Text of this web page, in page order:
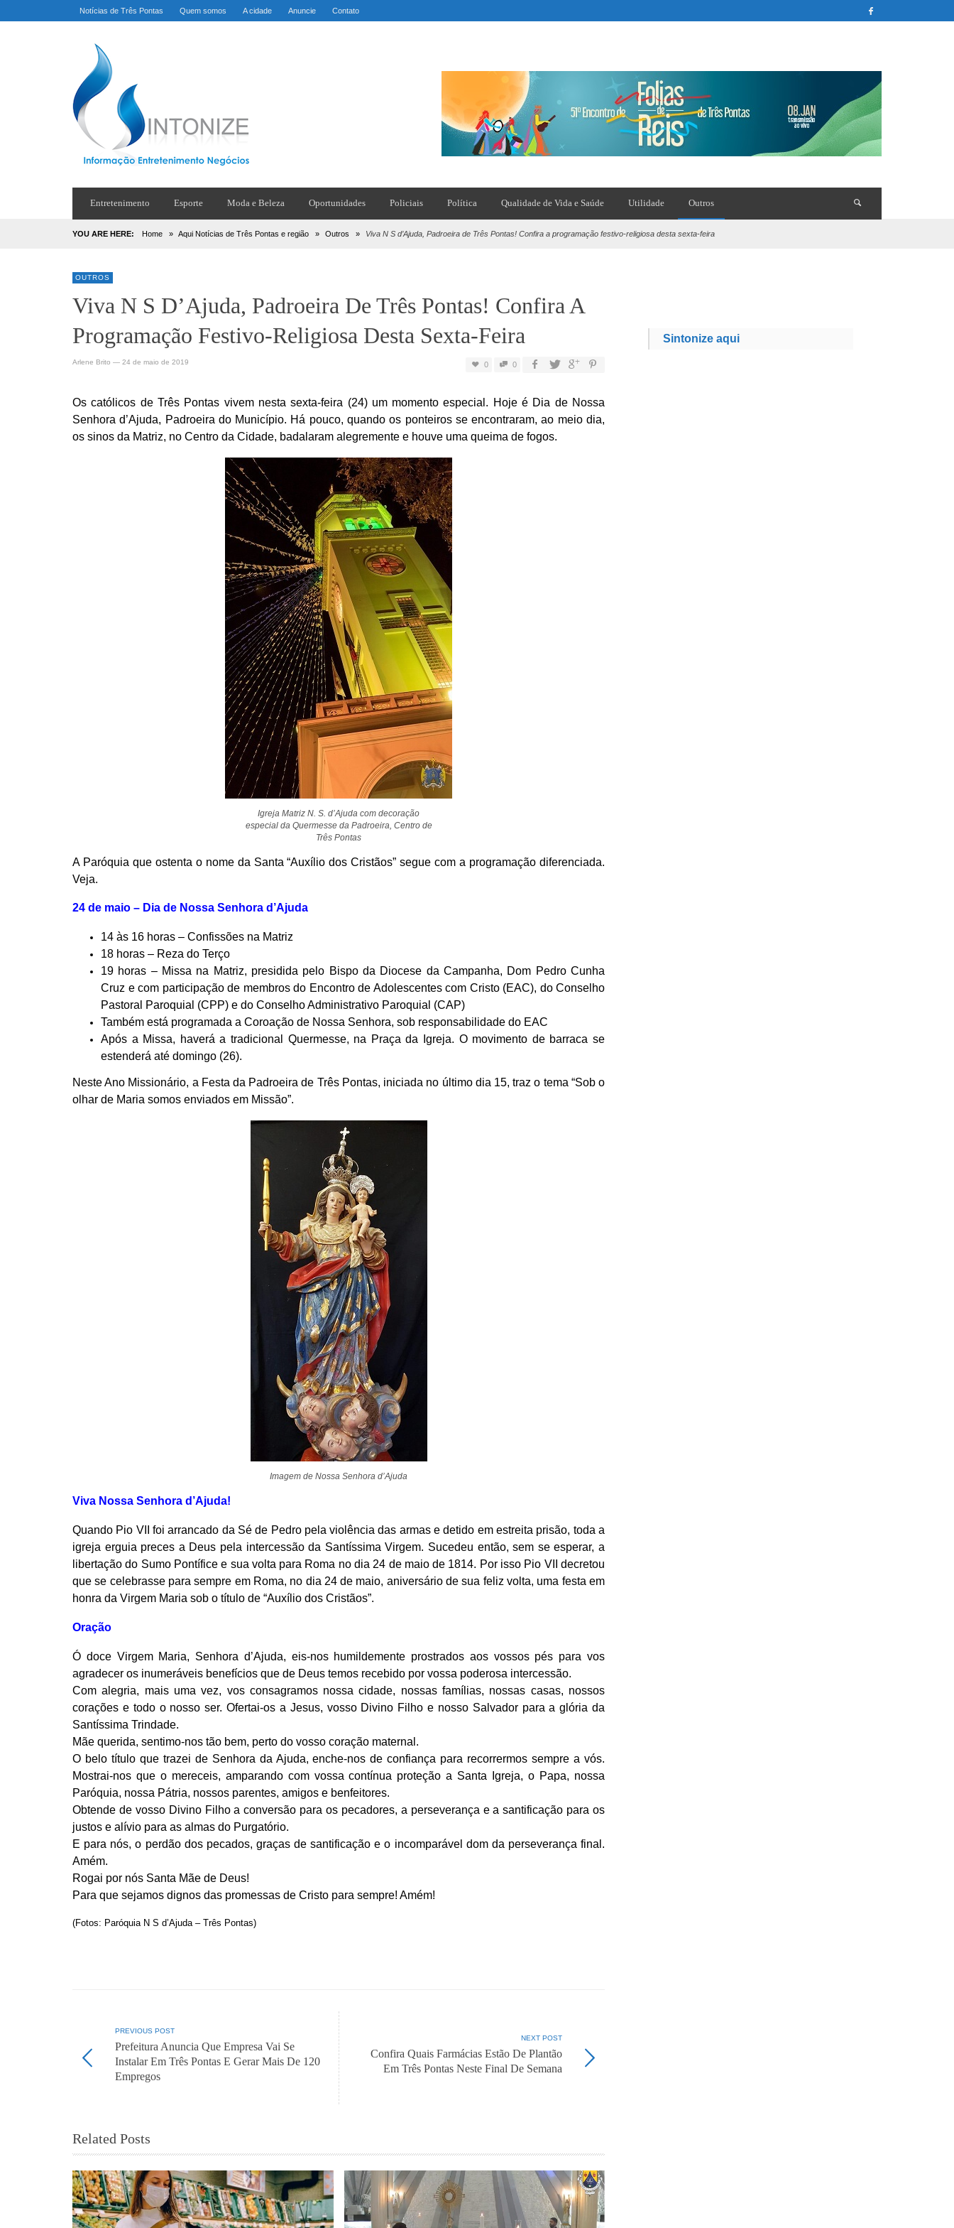
Notícias de Três Pontas Quem somos A cidade Anuncie Contato
Entretenimento Esporte Moda e Beleza Oportunidades Policiais Política Qualidade de Vida e Saúde Utilidade Outros
YOU ARE HERE: Home » Aqui Notícias de Três Pontas e região » Outros » Viva N S d’Ajuda, Padroeira de Três Pontas! Confira a programação festivo-religiosa desta sexta-feira
OUTROS
Viva N S D’Ajuda, Padroeira De Três Pontas! Confira A
Programação Festivo-Religiosa Desta Sexta-Feira
Arlene Brito — 24 de maio de 2019 0 0
Os católicos de Três Pontas vivem nesta sexta-feira (24) um momento especial. Hoje é Dia de Nossa
Senhora d’Ajuda, Padroeira do Município. Há pouco, quando os ponteiros se encontraram, ao meio dia,
os sinos da Matriz, no Centro da Cidade, badalaram alegremente e houve uma queima de fogos.
Igreja Matriz N. S. d’Ajuda com decoração
especial da Quermesse da Padroeira, Centro de
Três Pontas
A Paróquia que ostenta o nome da Santa “Auxílio dos Cristãos” segue com a programação diferenciada.
Veja.
24 de maio – Dia de Nossa Senhora d’Ajuda
14 às 16 horas – Confissões na Matriz
18 horas – Reza do Terço
19 horas – Missa na Matriz, presidida pelo Bispo da Diocese da Campanha, Dom Pedro Cunha
Cruz e com participação de membros do Encontro de Adolescentes com Cristo (EAC), do Conselho
Pastoral Paroquial (CPP) e do Conselho Administrativo Paroquial (CAP)
Também está programada a Coroação de Nossa Senhora, sob responsabilidade do EAC
Após a Missa, haverá a tradicional Quermesse, na Praça da Igreja. O movimento de barraca se
estenderá até domingo (26).
Neste Ano Missionário, a Festa da Padroeira de Três Pontas, iniciada no último dia 15, traz o tema “Sob o
olhar de Maria somos enviados em Missão”.
Imagem de Nossa Senhora d’Ajuda
Viva Nossa Senhora d’Ajuda!
Quando Pio VII foi arrancado da Sé de Pedro pela violência das armas e detido em estreita prisão, toda a
igreja erguia preces a Deus pela intercessão da Santíssima Virgem. Sucedeu então, sem se esperar, a
libertação do Sumo Pontífice e sua volta para Roma no dia 24 de maio de 1814. Por isso Pio VII decretou
que se celebrasse para sempre em Roma, no dia 24 de maio, aniversário de sua feliz volta, uma festa em
honra da Virgem Maria sob o título de “Auxílio dos Cristãos”.
Oração
Ó doce Virgem Maria, Senhora d’Ajuda, eis-nos humildemente prostrados aos vossos pés para vos
agradecer os inumeráveis benefícios que de Deus temos recebido por vossa poderosa intercessão.
Com alegria, mais uma vez, vos consagramos nossa cidade, nossas famílias, nossas casas, nossos
corações e todo o nosso ser. Ofertai-os a Jesus, vosso Divino Filho e nosso Salvador para a glória da
Santíssima Trindade.
Mãe querida, sentimo-nos tão bem, perto do vosso coração maternal.
O belo título que trazei de Senhora da Ajuda, enche-nos de confiança para recorrermos sempre a vós.
Mostrai-nos que o mereceis, amparando com vossa contínua proteção a Santa Igreja, o Papa, nossa
Paróquia, nossa Pátria, nossos parentes, amigos e benfeitores.
Obtende de vosso Divino Filho a conversão para os pecadores, a perseverança e a santificação para os
justos e alívio para as almas do Purgatório.
E para nós, o perdão dos pecados, graças de santificação e o incomparável dom da perseverança final.
Amém.
Rogai por nós Santa Mãe de Deus!
Para que sejamos dignos das promessas de Cristo para sempre! Amém!
(Fotos: Paróquia N S d’Ajuda – Três Pontas)
PREVIOUS POST
Prefeitura Anuncia Que Empresa Vai Se
Instalar Em Três Pontas E Gerar Mais De 120
Empregos
NEXT POST
Confira Quais Farmácias Estão De Plantão
Em Três Pontas Neste Final De Semana
Related Posts
Sintonize aqui